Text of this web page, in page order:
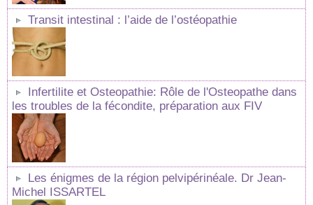
Transit intestinal : l’aide de l’ostéopathie
Infertilite et Osteopathie: Rôle de l'Osteopathe dans
les troubles de la fécondite, préparation aux FIV
Les énigmes de la région pelvipérinéale. Dr Jean-
Michel ISSARTEL